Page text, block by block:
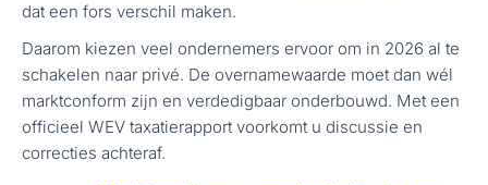
dat een fors verschil maken.
Daarom kiezen veel ondernemers ervoor om in 2026 al te
schakelen naar privé. De overnamewaarde moet dan wél
marktconform zijn en verdedigbaar onderbouwd. Met een
officieel WEV taxatierapport voorkomt u discussie en
correcties achteraf.